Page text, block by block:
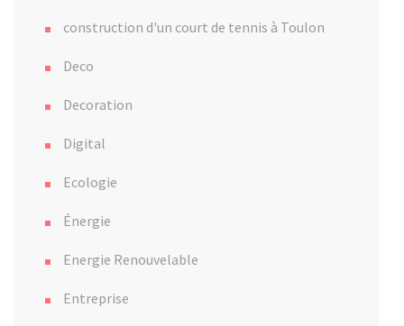
construction d'un court de tennis à Toulon
Deco
Decoration
Digital
Ecologie
Énergie
Energie Renouvelable
Entreprise